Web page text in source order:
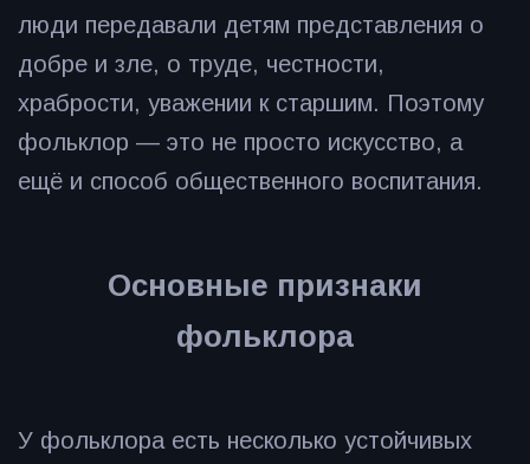
люди передавали детям представления о
добре и зле, о труде, честности,
храбрости, уважении к старшим. Поэтому
фольклор — это не просто искусство, а
ещё и способ общественного воспитания.
Основные признаки
фольклора
У фольклора есть несколько устойчивых